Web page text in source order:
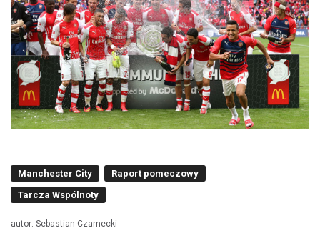
Manchester City
Raport pomeczowy
Tarcza Wspólnoty
autor: Sebastian Czarnecki